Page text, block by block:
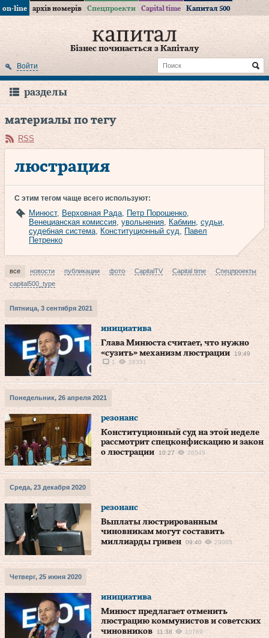
on-line архів номерів Спецпроекти Capital time Капитал 500
Бізнес починається з Капіталу
Войти
разделы
материалы по тегу
RSS
люстрация
С этим тегом чаще всего используют:
Минюст, Верховная Рада, Петр Порошенко,
Венецианская комиссия, увольнения, Кабмин, судьи,
судебная система, Конституционный суд, Павел
Петренко
все новости публикации фото CapitalTV Capital time
Спецпроекты
capital500_type
Пятница, 3 сентября 2021
инициатива
Глава Минюста считает, что нужно
«сузить» механизм люстрации
19:49
1
28331
Понедельник, 26 апреля 2021
резонанс
Конституционный суд на этой неделе
рассмотрит спецконфискацию и закон
о люстрации
10:27 26545
Среда, 23 декабря 2020
резонанс
Выплаты люстрированным
чиновникам могут составить
миллиарды гривен
09:40 29085
Четверг, 25 июня 2020
инициатива
Минюст предлагает отменить
люстрацию коммунистов и советских
чиновников
11:38 10769